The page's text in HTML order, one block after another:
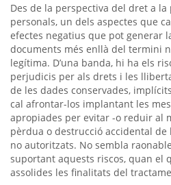
Des de la perspectiva del dret a la
personals, un dels aspectes que
efectes negatius que pot generar
documents més enllà del termini
legítima. D’una banda, hi ha els
perjudicis per als drets i les
de les dades conservades,
cal afrontar-los implantant les
apropiades per evitar -o reduir al
pèrdua o destrucció accidental de
no autoritzats. No sembla
suportant aquests riscos, quan el
assolides les finalitats del